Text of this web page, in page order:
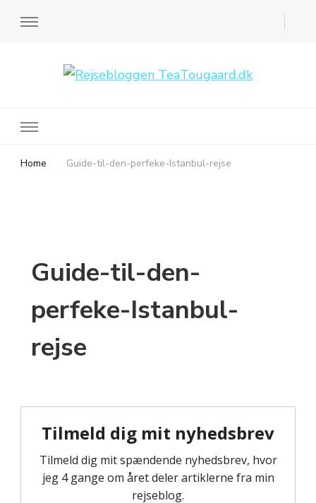
Home Guide-til-den-perfeke-Istanbul-rejse
Guide-til-den-
perfeke-Istanbul-
rejse